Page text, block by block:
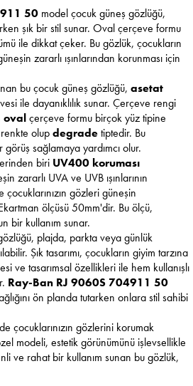
50 model çocuk güneş gözlüğü,
şık bir stil sunar. Oval çerçeve formu
ile dikkat çeker. Bu gözlük, çocukların
zararlı ışınlarından korunması için
bu çocuk güneş gözlüğü,asetat
ile dayanıklılık sunar. Çerçeve rengi
ovalçerçeve formu birçok yüz tipine
renkte olupdegradetiptedir. Bu
sağlamaya yardımcı olur.
biri UV400 koruması
zararlı UVA ve UVB ışınlarının
gözleri güneşin
ölçüsü 50mm'dir. Bu ölçü,
bir kullanım sunar.
plajda, parkta veya günlük
Şık tasarımı, çocukların giyim tarzına
ve tasarımsal özellikleri ile hem kullanışlı
Ray-Ban RJ 9060S 704911 50
ön planda tutarken onlara stil sahibi
çocuklarınızın gözlerini korumak
modeli, estetik görünümünü işlevsellikle
ve rahat bir kullanım sunan bu gözlük,